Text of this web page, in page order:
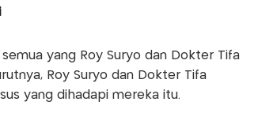
yang Roy Suryo dan Dokter Tifa
Roy Suryo dan Dokter Tifa
yang dihadapi mereka itu.